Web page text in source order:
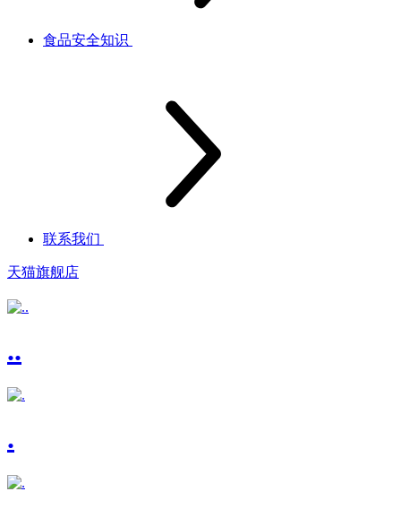
食品安全知识
联系我们
天猫旗舰店
..
.